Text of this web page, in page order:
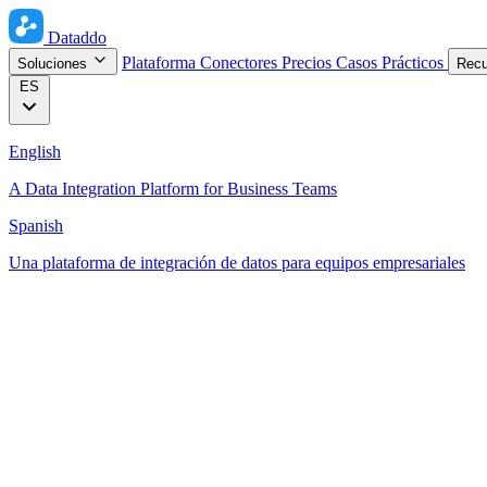
Dataddo
Soluciones Plataforma Conectores Precios Casos Prácticos
ES
English
A Data Integration Platform for Business Teams
Spanish
Una plataforma de integración de datos para equipos empresariales